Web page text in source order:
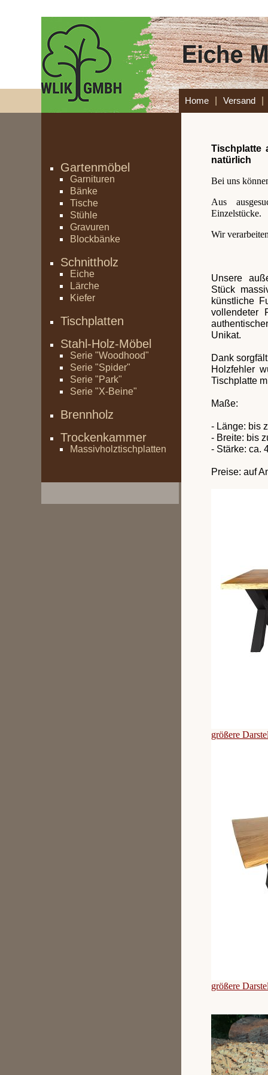
Home Versand
Gartenmöbel
Garnituren
Bänke
Tische
Stühle
Gravuren
Blockbänke
Schnittholz
Eiche
Lärche
Kiefer
Tischplatten
Stahl-Holz-Möbel
Serie "Woodhood"
Serie "Spider"
Serie "Park"
Serie "X-Beine"
Brennholz
Trockenkammer
Massivholztischplatten
Tischplatte
natürlich
Bei uns
Aus
Einzelstücke.
Wir
Unsere
Stück
künstliche
vollendeter
Unikat.
Dank
Holzfehler
Tischplatte
Maße:
- Länge: bis
- Breite: bis
- Stärke: ca.
Preise: auf
größere
größere